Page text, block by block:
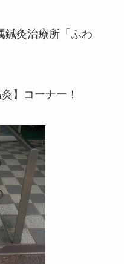
鍼灸治療所「ふわ
】コーナー！